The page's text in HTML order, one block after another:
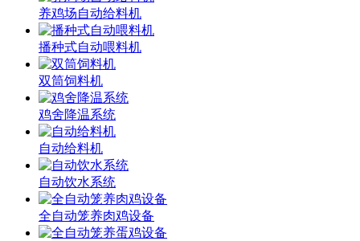
养鸡场自动给料机
播种式自动喂料机
双筒饲料机
鸡舍降温系统
自动给料机
自动饮水系统
全自动笼养肉鸡设备